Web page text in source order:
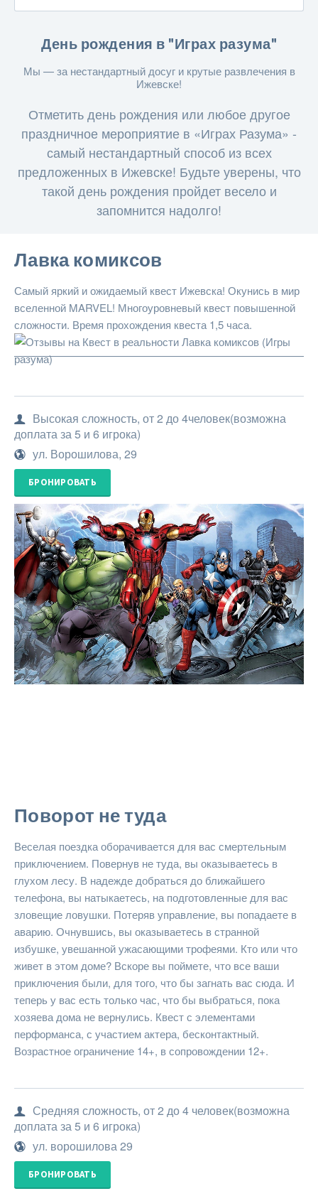
День рождения в "Играх разума"
Мы — за нестандартный досуг и крутые развлечения в
Ижевске!
Отметить день рождения или любое другое
праздничное мероприятие в «Играх Разума» -
самый нестандартный способ из всех
предложенных в Ижевске! Будьте уверены, что
такой день рождения пройдет весело и
запомнится надолго!
Лавка комиксов
Самый яркий и ожидаемый квест Ижевска! Окунись в мир
вселенной MARVEL! Многоуровневый квест повышенной
сложности. Время прохождения квеста 1,5 часа.
Высокая сложность, от 2 до 4человек(возможна
доплата за 5 и 6 игрока)
ул. Ворошилова, 29
БРОНИРОВАТЬ
Поворот не туда
Веселая поездка оборачивается для вас смертельным
приключением. Повернув не туда, вы оказываетесь в
глухом лесу. В надежде добраться до ближайшего
телефона, вы натыкаетесь, на подготовленные для вас
зловещие ловушки. Потеряв управление, вы попадаете в
аварию. Очнувшись, вы оказываетесь в странной
избушке, увешанной ужасающими трофеями. Кто или что
живет в этом доме? Вскоре вы поймете, что все ваши
приключения были, для того, что бы загнать вас сюда. И
теперь у вас есть только час, что бы выбраться, пока
хозяева дома не вернулись. Квест с элементами
перформанса, с участием актера, бесконтактный.
Возрастное ограничение 14+, в сопровождении 12+.
Средняя сложность, от 2 до 4 человек(возможна
доплата за 5 и 6 игрока)
ул. ворошилова 29
БРОНИРОВАТЬ